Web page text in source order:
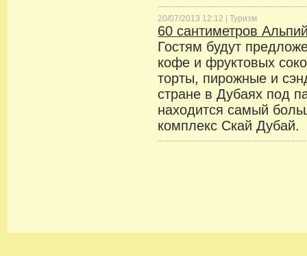
20/07/2013 12:12 |Туризм
60 сантиметров
Гостям будут
кофе и фруктовых
торты, пирожные и
стране в Дубаях под
находится самый
комплекс Скай Дубай.